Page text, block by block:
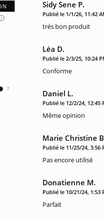
7
Sidy Sene P.
Publié le 1/1/26, 11:42
trés bon produit
Léa D.
Publié le 2/3/25, 10:24
Conforme
Daniel L.
Publié le 12/2/24, 12:45
Même opinion
Marie Christine
Publié le 11/25/24, 3:56
Pas encore utilisé
Donatienne M.
Publié le 10/21/24, 1:53
Parfait